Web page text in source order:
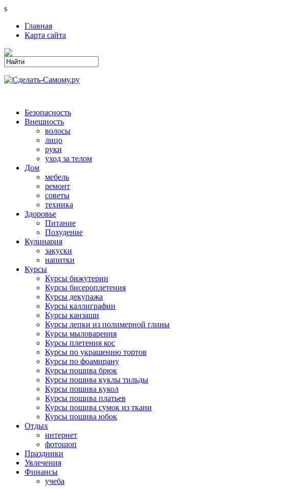
s
Главная
Карта сайта
Безопасность
Внешность
волосы
лицо
руки
уход за телом
Дом
мебель
ремонт
советы
техника
Здоровье
Питание
Похудение
Кулинария
закуски
напитки
Курсы
Курсы бижутерии
Курсы бисероплетения
Курсы декупажа
Курсы каллиграфии
Курсы канзаши
Курсы лепки из полимерной глины
Курсы мыловарения
Курсы плетения кос
Курсы по украшению тортов
Курсы по фоамирану
Курсы пошива брюк
Курсы пошива куклы тильды
Курсы пошива кукол
Курсы пошива платьев
Курсы пошива сумок из ткани
Курсы пошива юбок
Отдых
интернет
фотошоп
Праздники
Увлечения
Финансы
учеба